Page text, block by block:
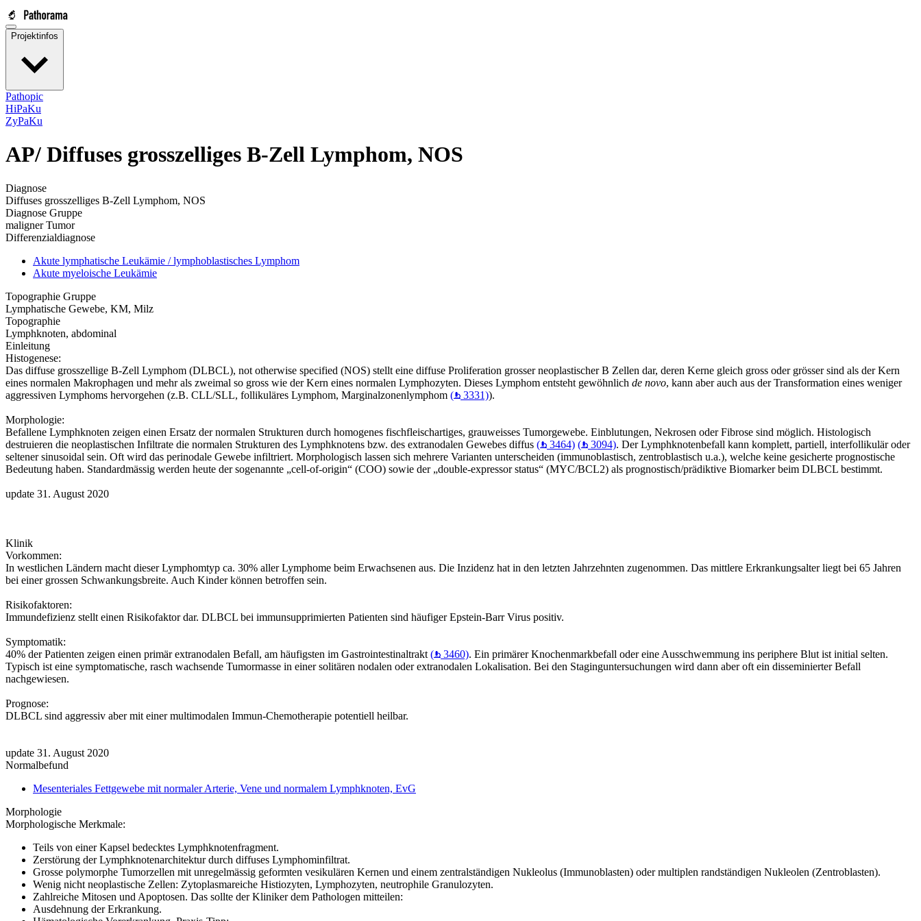
Projektinfos
Pathopic
HiPaKu
ZyPaKu
AP/ Diffuses grosszelliges B-Zell Lymphom, NOS
Diagnose
Diffuses grosszelliges B-Zell Lymphom, NOS
Diagnose Gruppe
maligner Tumor
Differenzialdiagnose
Akute lymphatische Leukämie / lymphoblastisches Lymphom
Akute myeloische Leukämie
Topographie Gruppe
Lymphatische Gewebe, KM, Milz
Topographie
Lymphknoten, abdominal
Einleitung
Histogenese:
Das diffuse grosszellige B-Zell Lymphom (DLBCL), not otherwise specified (NOS) stellt eine diffuse Proliferation grosser neoplastischer B Zellen dar, deren Kerne gleich gross oder grösser sind als der Kern
eines normalen Makrophagen und mehr als zweimal so gross wie der Kern eines normalen Lymphozyten. Dieses Lymphom entsteht gewöhnlich de novo, kann aber auch aus der Transformation eines weniger
aggressiven Lymphoms hervorgehen (z.B. CLL/SLL, follikuläres Lymphom, Marginalzonenlymphom ( 3331)).
Morphologie:
Befallene Lymphknoten zeigen einen Ersatz der normalen Strukturen durch homogenes fischfleischartiges, grauweisses Tumorgewebe. Einblutungen, Nekrosen oder Fibrose sind möglich. Histologisch
destruieren die neoplastischen Infiltrate die normalen Strukturen des Lymphknotens bzw. des extranodalen Gewebes diffus ( 3464) ( 3094). Der Lymphknotenbefall kann komplett, partiell, interfollikulär oder
seltener sinusoidal sein. Oft wird das perinodale Gewebe infiltriert. Morphologisch lassen sich mehrere Varianten unterscheiden (immunoblastisch, zentroblastisch u.a.), welche keine gesicherte prognostische
Bedeutung haben. Standardmässig werden heute der sogenannte „cell-of-origin“ (COO) sowie der „double-expressor status“ (MYC/BCL2) als prognostisch/prädiktive Biomarker beim DLBCL bestimmt.
update 31. August 2020
Klinik
Vorkommen:
In westlichen Ländern macht dieser Lymphomtyp ca. 30% aller Lymphome beim Erwachsenen aus. Die Inzidenz hat in den letzten Jahrzehnten zugenommen. Das mittlere Erkrankungsalter liegt bei 65 Jahren
bei einer grossen Schwankungsbreite. Auch Kinder können betroffen sein.
Risikofaktoren:
Immundefizienz stellt einen Risikofaktor dar. DLBCL bei immunsupprimierten Patienten sind häufiger Epstein-Barr Virus positiv.
Symptomatik:
40% der Patienten zeigen einen primär extranodalen Befall, am häufigsten im Gastrointestinaltrakt ( 3460). Ein primärer Knochenmarkbefall oder eine Ausschwemmung ins periphere Blut ist initial selten.
Typisch ist eine symptomatische, rasch wachsende Tumormasse in einer solitären nodalen oder extranodalen Lokalisation. Bei den Staginguntersuchungen wird dann aber oft ein disseminierter Befall
nachgewiesen.
Prognose:
DLBCL sind aggressiv aber mit einer multimodalen Immun-Chemotherapie potentiell heilbar.
update 31. August 2020
Normalbefund
Mesenteriales Fettgewebe mit normaler Arterie, Vene und normalem Lymphknoten, EvG
Morphologie
Morphologische Merkmale:
Teils von einer Kapsel bedecktes Lymphknotenfragment.
Zerstörung der Lymphknotenarchitektur durch diffuses Lymphominfiltrat.
Grosse polymorphe Tumorzellen mit unregelmässig geformten vesikulären Kernen und einem zentralständigen Nukleolus (Immunoblasten) oder multiplen randständigen Nukleolen (Zentroblasten).
Wenig nicht neoplastische Zellen: Zytoplasmareiche Histiozyten, Lymphozyten, neutrophile Granulozyten.
Zahlreiche Mitosen und Apoptosen. Das sollte der Kliniker dem Pathologen mitteilen:
Ausdehnung der Erkrankung.